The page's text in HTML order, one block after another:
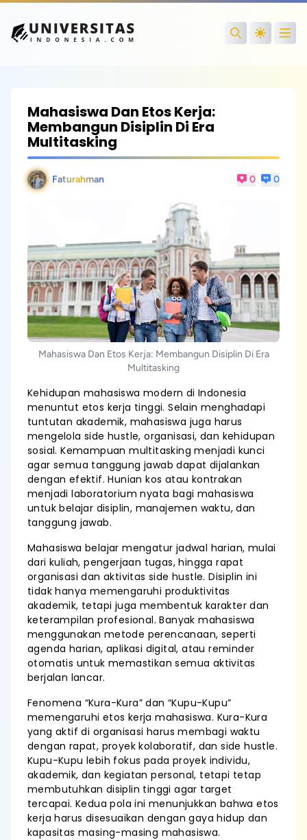
Search
Mahasiswa Dan Etos Kerja:
Membangun Disiplin Di Era
Multitasking
Faturahman 0 0
Mahasiswa Dan Etos Kerja: Membangun Disiplin Di Era
Multitasking
Kehidupan mahasiswa modern di Indonesia
menuntut etos kerja tinggi. Selain menghadapi
tuntutan akademik, mahasiswa juga harus
mengelola side hustle, organisasi, dan kehidupan
sosial. Kemampuan multitasking menjadi kunci
agar semua tanggung jawab dapat dijalankan
dengan efektif. Hunian kos atau kontrakan
menjadi laboratorium nyata bagi mahasiswa
untuk belajar disiplin, manajemen waktu, dan
tanggung jawab.
Mahasiswa belajar mengatur jadwal harian, mulai
dari kuliah, pengerjaan tugas, hingga rapat
organisasi dan aktivitas side hustle. Disiplin ini
tidak hanya memengaruhi produktivitas
akademik, tetapi juga membentuk karakter dan
keterampilan profesional. Banyak mahasiswa
menggunakan metode perencanaan, seperti
agenda harian, aplikasi digital, atau reminder
otomatis untuk memastikan semua aktivitas
berjalan lancar.
Fenomena “Kura-Kura” dan “Kupu-Kupu”
memengaruhi etos kerja mahasiswa. Kura-Kura
yang aktif di organisasi harus membagi waktu
dengan rapat, proyek kolaboratif, dan side hustle.
Kupu-Kupu lebih fokus pada proyek individu,
akademik, dan kegiatan personal, tetapi tetap
membutuhkan disiplin tinggi agar target
tercapai. Kedua pola ini menunjukkan bahwa etos
kerja harus disesuaikan dengan gaya hidup dan
kapasitas masing-masing mahasiswa.